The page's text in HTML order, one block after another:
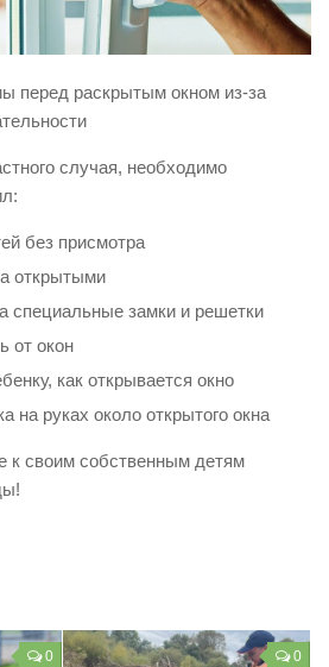
услуг
обороны
перед раскрытым окном из-за
случая, необходимо
без присмотра
открытыми
специальные замки и решетки
от окон
как открывается окно
на руках около открытого окна
к своим собственным детям
0 0